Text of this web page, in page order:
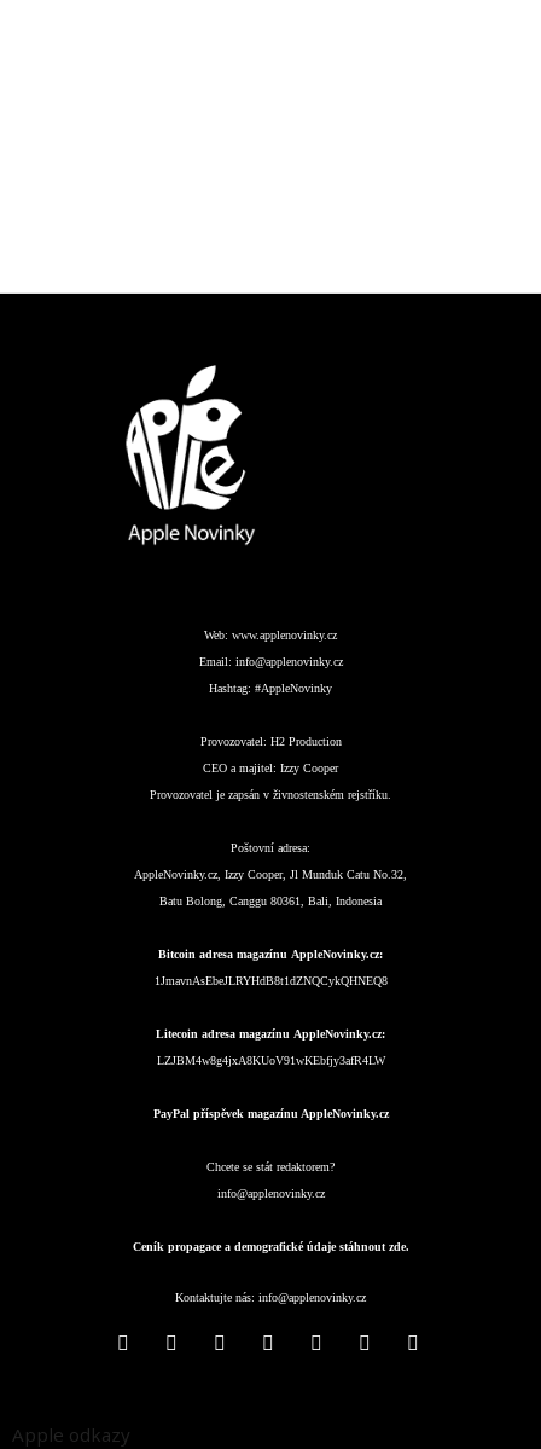
Web: www.applenovinky.cz
Email: info@applenovinky.cz
Hashtag: #AppleNovinky
Provozovatel: H2 Production
CEO a majitel: Izzy Cooper
Provozovatel je zapsán v živnostenském rejstříku.
Poštovní adresa:
AppleNovinky.cz, Izzy Cooper, Jl Munduk Catu No.32,
Batu Bolong, Canggu 80361, Bali, Indonesia
Bitcoin adresa magazínu AppleNovinky.cz:
1JmavnAsEbeJLRYHdB8t1dZNQCykQHNEQ8
Litecoin adresa magazínu AppleNovinky.cz:
LZJBM4w8g4jxA8KUoV91wKEbfjy3afR4LW
PayPal příspěvek magazínu AppleNovinky.cz
Chcete se stát redaktorem?
info@applenovinky.cz
Ceník propagace a demografické údaje stáhnout zde.
Kontaktujte nás: info@applenovinky.cz
Apple odkazy